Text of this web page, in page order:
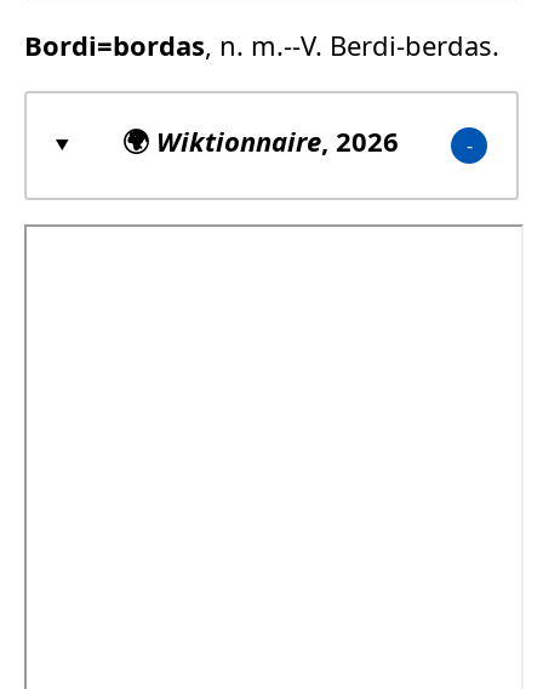
Bordi=bordas, n. m.--V. Berdi-berdas.
🌍 Wiktionnaire, 2026